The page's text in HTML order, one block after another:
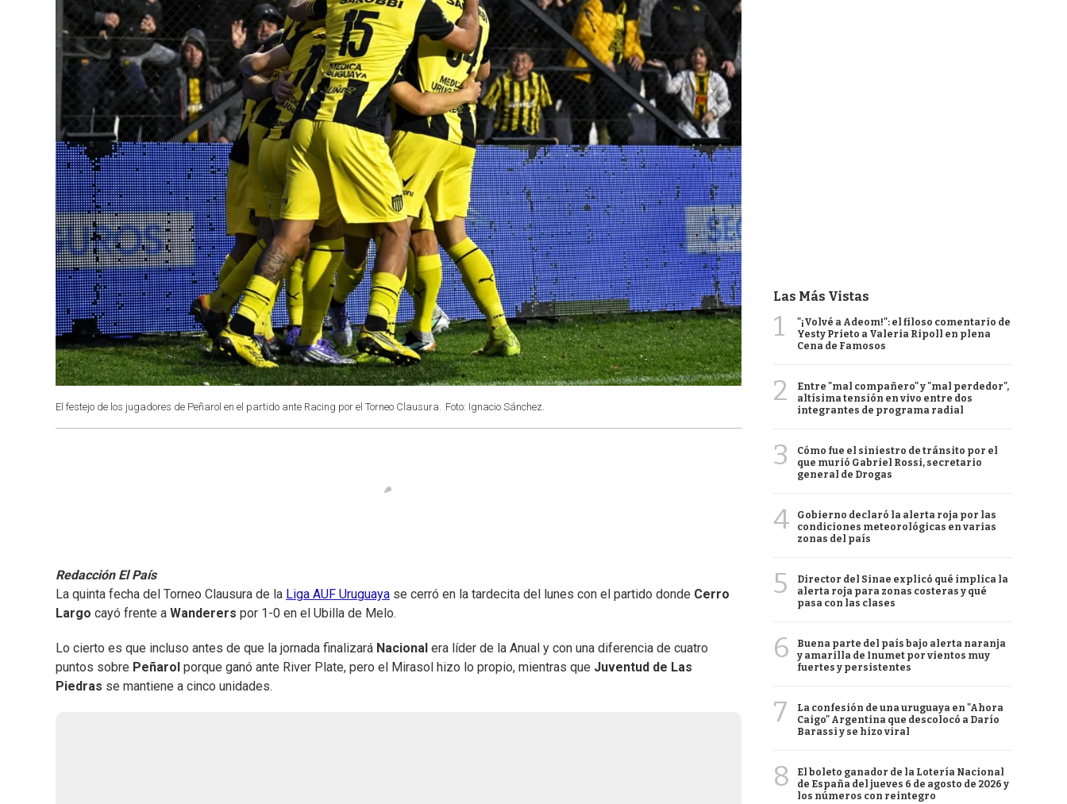
El festejo de los jugadores de Peñarol en el partido ante Racing por el Torneo Clausura. Foto: Ignacio Sánchez.
Redacción El País
La quinta fecha del Torneo Clausura de la Liga AUF Uruguaya se cerró en la tardecita del lunes con el partido donde Cerro
Largo cayó frente a Wanderers por 1-0 en el Ubilla de Melo.
Lo cierto es que incluso antes de que la jornada finalizará Nacional era líder de la Anual y con una diferencia de cuatro
puntos sobre Peñarol porque ganó ante River Plate, pero el Mirasol hizo lo propio, mientras que Juventud de Las
Piedras se mantiene a cinco unidades.
Las Más Vistas
1
"¡Volvé a Adeom!": el filoso comentario de
Yesty Prieto a Valeria Ripoll en plena
Cena de Famosos
2
Entre "mal compañero" y "mal perdedor",
altísima tensión en vivo entre dos
integrantes de programa radial
3
Cómo fue el siniestro de tránsito por el
que murió Gabriel Rossi, secretario
general de Drogas
4
Gobierno declaró la alerta roja por las
condiciones meteorológicas en varias
zonas del país
5
Director del Sinae explicó qué implica la
alerta roja para zonas costeras y qué
pasa con las clases
6
Buena parte del país bajo alerta naranja
y amarilla de Inumet por vientos muy
fuertes y persistentes
7
La confesión de una uruguaya en "Ahora
Caigo" Argentina que descolocó a Darío
Barassi y se hizo viral
8
El boleto ganador de la Lotería Nacional
de España del jueves 6 de agosto de 2026 y
los números con reintegro